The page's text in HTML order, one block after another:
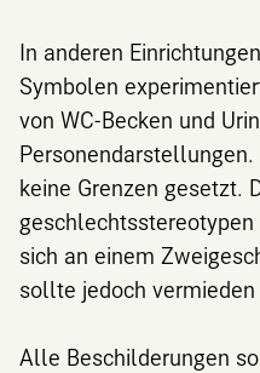
In anderen
Symbolen
von WC-Becken und
keine Grenzen gesetzt.
sich an einem
sollte jedoch vermieden
Alle Beschilderungen